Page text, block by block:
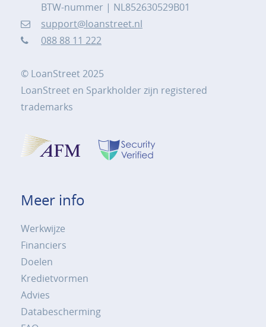
BTW-nummer | NL852630529B01
support@loanstreet.nl
088 88 11 222
© LoanStreet 2025
LoanStreet en Sparkholder zijn registered
trademarks
Meer info
Werkwijze
Financiers
Doelen
Kredietvormen
Advies
Databescherming